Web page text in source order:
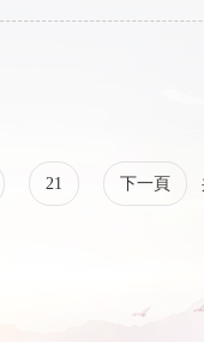
21 下一頁